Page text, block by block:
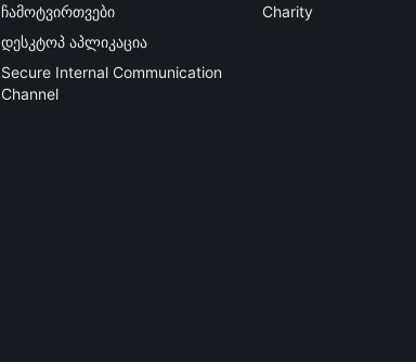
ჩამოტვირთვები
დესკტოპ აპლიკაცია
Secure Internal Communication
Channel
Charity